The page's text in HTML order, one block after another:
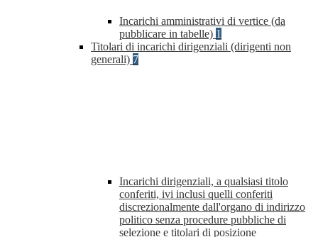
Incarichi amministrativi di vertice (da
pubblicare in tabelle) 1
Titolari di incarichi dirigenziali (dirigenti non
generali) 7
Incarichi dirigenziali, a qualsiasi titolo
conferiti, ivi inclusi quelli conferiti
discrezionalmente dall'organo di indirizzo
politico senza procedure pubbliche di
selezione e titolari di posizione